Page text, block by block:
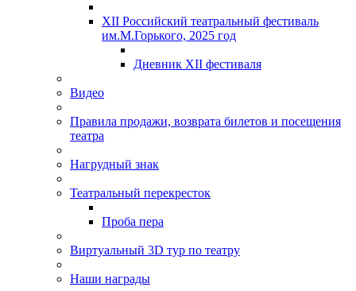
XII Российский театральный фестиваль
им.М.Горького, 2025 год
Дневник XII фестиваля
Видео
Правила продажи, возврата билетов и посещения
театра
Нагрудный знак
Театральный перекресток
Проба пера
Виртуальный 3D тур по театру
Наши награды